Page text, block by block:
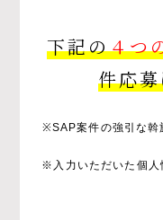
下記の４つ
件応
※SAP案件の強引な斡
※入力いただいた個人